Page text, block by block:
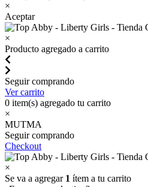
×
Aceptar
×
Producto agregado a carrito
Seguir comprando
Ver carrito
0 item(s) agregado tu carrito
×
MUTMA
Seguir comprando
Checkout
×
Se va a agregar 1 ítem a tu carrito